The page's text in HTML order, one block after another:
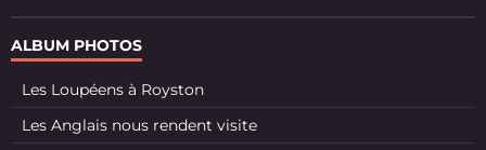
ALBUM PHOTOS
Les Loupéens à Royston
Les Anglais nous rendent visite